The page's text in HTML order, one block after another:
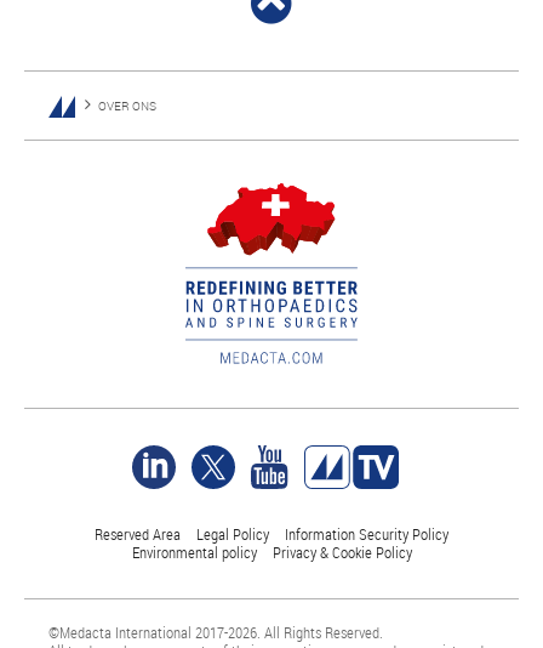
OVER ONS
Reserved Area Legal Policy
Information Security Policy
Environmental policy
Privacy & Cookie Policy
©Medacta International 2017-2026. All Rights Reserved.